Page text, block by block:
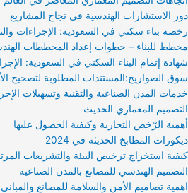
دور الاستشارات الهندسية في نجاح المشاريع
رخصة بناء سكني في السعودية: الإجراءات
مخطط للبناء – خطوات إعداد المخططات
شهادة إتمام البناء السكني في السعودية:
سوق الصواريخ:المستندات المطلوبة لتصحيح
خدمات المدن الصناعية والتقنية وتسهيلات
التصميم المعماري الحديث
أهمية الرّخص التجارية وكيفية الحصول عليها
ديكورات المطابخ الحديثة في 2024
كيفية استخراج ترخيص البيئة والتشريعات
التصميم الهندسي للمصانع بالمدن الصناعية
اهمية تصاميم الأمن والسلامة للمصانع